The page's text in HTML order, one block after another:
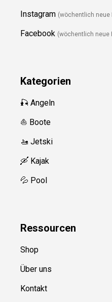
Instagram (wöchentlich neue
Facebook (wöchentlich neue
Kategorien
🎣 Angeln
⛵️ Boote
🚤 Jetski
🛶 Kajak
💦 Pool
Ressourcen
Shop
Über uns
Kontakt